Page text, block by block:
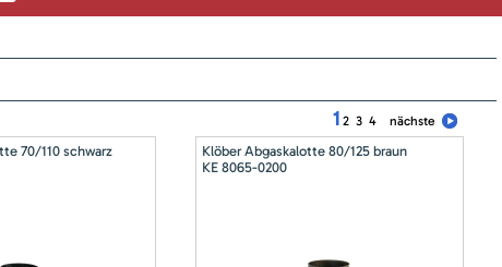
1 2 3 4 nächste
70/110 schwarz
Klöber Abgaskalotte 80/125 braun
KE 8065-0200